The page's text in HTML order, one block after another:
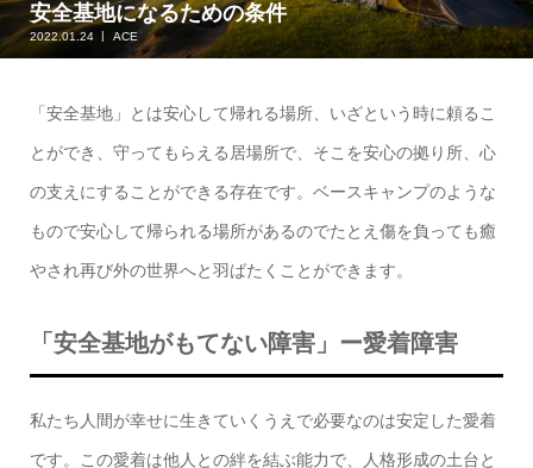
安全基地になるための条件
2022.01.24 ACE
「安全基地」とは安心して帰れる場所、いざという時に頼るこ
とができ、守ってもらえる居場所で、そこを安心の拠り所、心
の支えにすることができる存在です。ベースキャンプのような
もので安心して帰られる場所があるのでたとえ傷を負っても癒
やされ再び外の世界へと羽ばたくことができます。
「安全基地がもてない障害」ー愛着障害
私たち人間が幸せに生きていくうえで必要なのは安定した愛着
です。この愛着は他人との絆を結ぶ能力で、人格形成の土台と